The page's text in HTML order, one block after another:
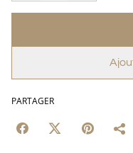
PARTAGER